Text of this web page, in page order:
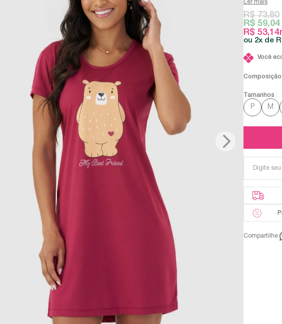
Ler mais
R$ 53,14
R$ 73,80
R$ 59,04
2x
Você
Composição
P M
Compartilhe: